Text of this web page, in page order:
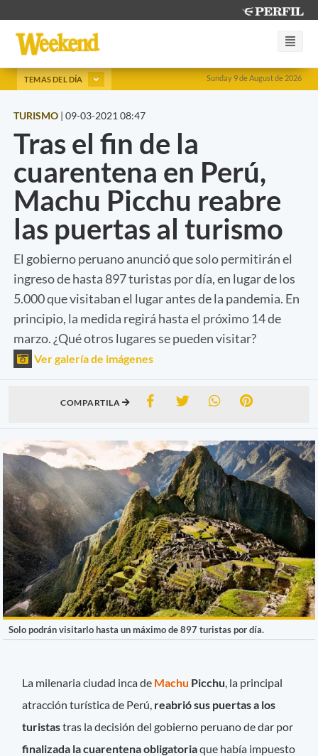
Sunday 9 de August de 2026
TEMAS DEL DÍA
TURISMO | 09-03-2021 08:47
Tras el fin de la
cuarentena en Perú,
Machu Picchu reabre
las puertas al turismo
El gobierno peruano anunció que solo permitirán el
ingreso de hasta 897 turistas por día, en lugar de los
5.000 que visitaban el lugar antes de la pandemia. En
principio, la medida regirá hasta el próximo 14 de
marzo. ¿Qué otros lugares se pueden visitar?
Ver galería de imágenes
COMPARTILA
Solo podrán visitarlo hasta un máximo de 897 turistas por día.
La milenaria ciudad inca de Machu Picchu , la principal
atracción turística de Perú, reabrió sus puertas a los
turistastras la decisión del gobierno peruano de dar por
finalizada la cuarentena obligatoriaque había impuesto